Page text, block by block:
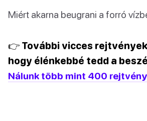
Miért akarna beugrani a forró
👉 További vicces
hogy élénkebbé tedd a
Nálunk több mint 400